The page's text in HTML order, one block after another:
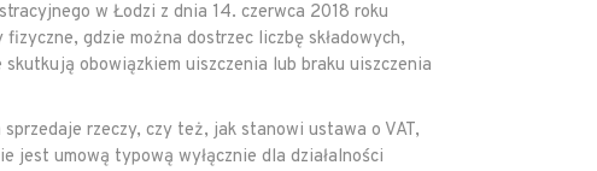
w Łodzi z dnia 14. czerwca 2018 roku
gdzie można dostrzec liczbę składowych,
obowiązkiem uiszczenia lub braku uiszczenia
sprzedaje rzeczy, czy też, jak stanowi ustawa o VAT,
umową typową wyłącznie dla działalności